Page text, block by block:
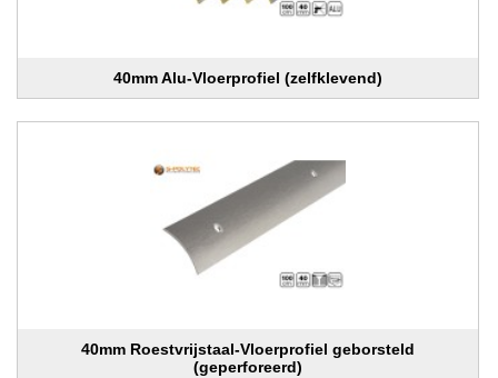
40mm Alu-Vloerprofiel (zelfklevend)
40mm Roestvrijstaal-Vloerprofiel geborsteld
(geperforeerd)